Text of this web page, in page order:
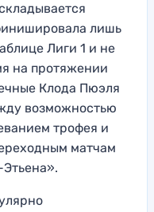
лишь
Лиги 1 и не
на протяжении
Клода Пюэля
возможностью
трофея и
матчам